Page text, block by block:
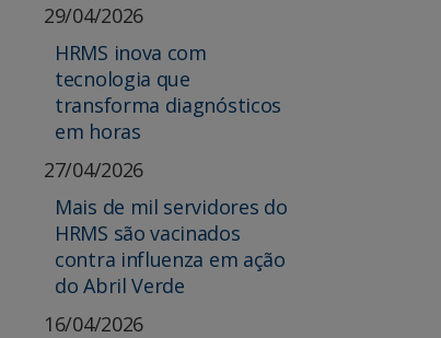
29/04/2026
HRMS inova com
tecnologia que
transforma diagnósticos
em horas
27/04/2026
Mais de mil servidores do
HRMS são vacinados
contra influenza em ação
do Abril Verde
16/04/2026